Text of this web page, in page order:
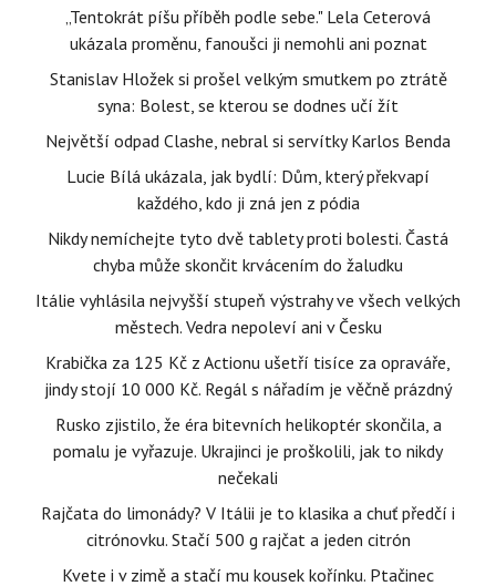
„Tentokrát píšu příběh podle sebe." Lela Ceterová
ukázala proměnu, fanoušci ji nemohli ani poznat
Stanislav Hložek si prošel velkým smutkem po ztrátě
syna: Bolest, se kterou se dodnes učí žít
Největší odpad Clashe, nebral si servítky Karlos Benda
Lucie Bílá ukázala, jak bydlí: Dům, který překvapí
každého, kdo ji zná jen z pódia
Nikdy nemíchejte tyto dvě tablety proti bolesti. Častá
chyba může skončit krvácením do žaludku
Itálie vyhlásila nejvyšší stupeň výstrahy ve všech velkých
městech. Vedra nepoleví ani v Česku
Krabička za 125 Kč z Actionu ušetří tisíce za opraváře,
jindy stojí 10 000 Kč. Regál s nářadím je věčně prázdný
Rusko zjistilo, že éra bitevních helikoptér skončila, a
pomalu je vyřazuje. Ukrajinci je proškolili, jak to nikdy
nečekali
Rajčata do limonády? V Itálii je to klasika a chuť předčí i
citrónovku. Stačí 500 g rajčat a jeden citrón
Kvete i v zimě a stačí mu kousek kořínku. Ptačinec